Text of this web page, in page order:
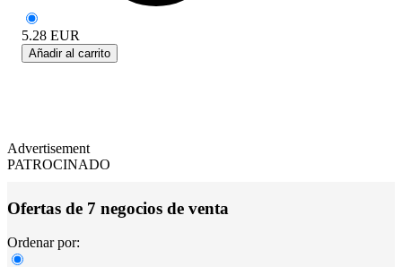
5.28 EUR
Añadir al carrito
Advertisement
PATROCINADO
Ofertas de 7 negocios de venta
Ordenar por: